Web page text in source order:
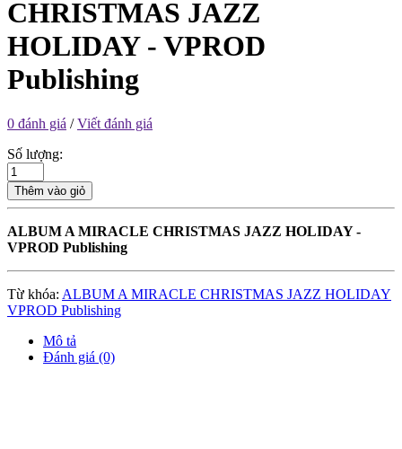
CHRISTMAS JAZZ
HOLIDAY - VPROD
Publishing
0 đánh giá /Viết đánh giá
Số lượng:
Thêm vào giỏ
ALBUM A MIRACLE CHRISTMAS JAZZ HOLIDAY -
VPROD Publishing
Từ khóa: ALBUM A MIRACLE CHRISTMAS JAZZ HOLIDAY
VPROD Publishing
Mô tả
Đánh giá (0)